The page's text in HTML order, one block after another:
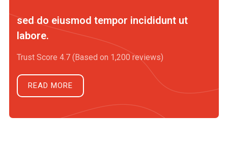
sed do eiusmod tempor incididunt ut
labore.
Trust Score 4.7 (Based on 1,200 reviews)
READ MORE